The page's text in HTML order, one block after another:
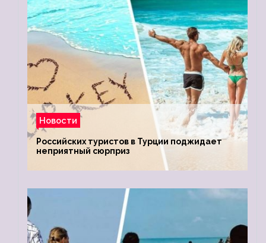
Новости
Российских туристов в Турции поджидает
неприятный сюрприз